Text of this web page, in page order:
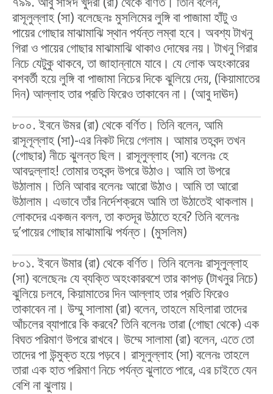
রাসূলুল্লাহ (সা) বলেছেনঃ মুসলিমের লুঙ্গি বা পাজামা হাঁটু ও
পায়ের গোছার মাঝামাঝি স্থান পর্যন্ত লম্বা হবে। অবশ্য টাখনু
গিরা ও পায়ের গোছার মাঝামাঝি থাকাও দোষের নয়। টাখনু গিরার
নিচে যেটুকু থাকবে, তা জাহান্নামে যাবে। যে লোক অহংকারের
বশবর্তী হয়ে লুঙ্গি বা পাজামা নিচের দিকে ঝুলিয়ে দেয়, (কিয়ামাতের
দিন) আল্লাহ তার প্রতি ফিরেও তাকাবেন না। (আবু দাঊদ)
৮০০. ইবনে উমর (রা) থেকে বর্ণিত। তিনি বলেন, আমি
রাসূলূল্লাহ (সা)-এর নিকট দিয়ে গেলাম। আমার তহবন্দ তখন
(গোছার) নীচে ঝুলন্ত ছিল। রাসূলুল্লাহ (সা) বলেনঃ হে
আবদুল্লাহ! তোমার তহবন্দ উপরে উঠাও। আমি তা উপরে
উঠালাম। তিনি আবার বলেনঃ আরো উঠাও। আমি তা আরো
উঠালাম। এভাবে তাঁর নির্দেশক্রমে আমি তা উঠাতেই থাকলাম।
লোকদের একজন বলল, তা কতদূর উঠাতে হবে? তিনি বলেনঃ
দু’পায়ের গোছার মাঝামাঝি পর্যন্ত। (মুসলিম)
৮০১. ইবনে উমার (রা) থেকে বর্ণিত। তিনি বলেনঃ রাসূলুল্লাহ
(সা) বলেছেনঃ যে ব্যক্তি অহংকারবশে তার কাপড় (টাখনুর নিচে)
ঝুলিয়ে চলবে, কিয়ামাতের দিন আল্লাহ তার প্রতি ফিরেও
তাকাবেন না। উম্মু সালামা (রা) বলেন, তাহলে মহিলারা তাদের
আঁচলের ব্যাপারে কি করবে? তিনি বলেনঃ তারা (গোছা থেকে) এক
বিঘত পরিমাণ উপরে রাখবে। উম্মে সালামা (রা) বলেন, এতে তো
তাদের পা উন্মুক্ত হয়ে পড়বে। রাসূলুল্লাহ (সা) বলেনঃ তাহলে
তারা এক হাত পরিমাণ নিচে পর্যন্ত ঝুলাতে পারে, এর চাইতে যেন
বেশি না ঝুলায়।